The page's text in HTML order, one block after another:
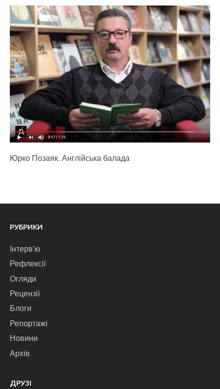
Юрко Позаяк. Англійська балада
РУБРИКИ
Інтерв'ю
Рефлексії
Огляди
Рецензії
Блоги
Репортажі
Новини
Архів
ДРУЗІ